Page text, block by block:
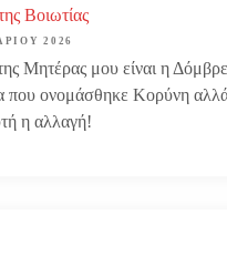
Βοιωτίας
2026
Μητέρας μου είναι η
που ονομάσθηκε Κορύνη
η αλλαγή!